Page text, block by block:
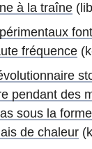
à la traîne
fréquence
pendant des
sous la forme
de chaleur